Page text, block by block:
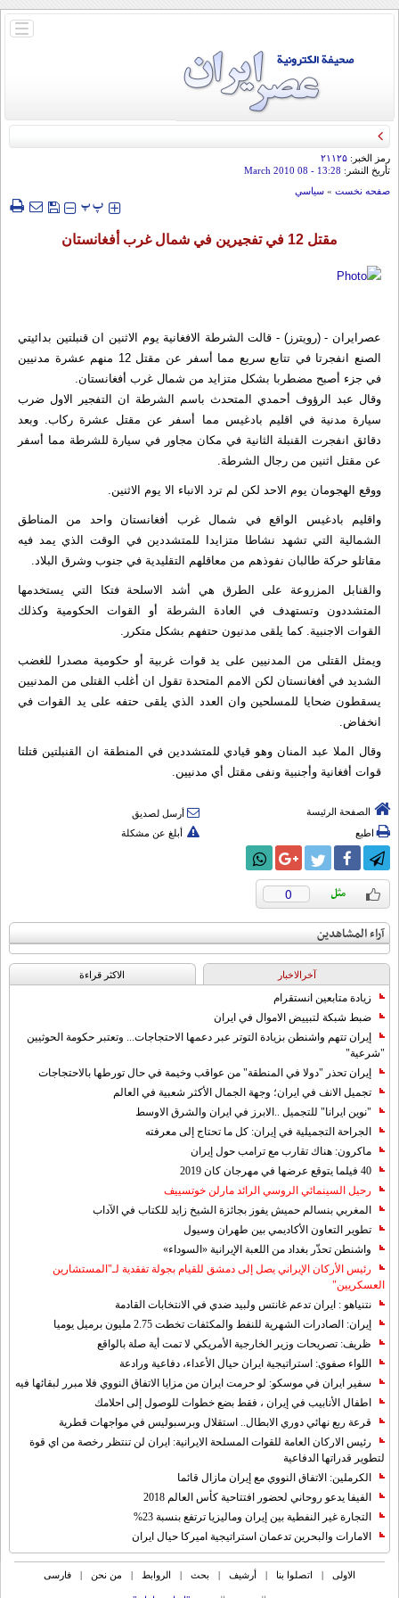
باز
رمز الخبر: ۲۱۱۲۵
تأريخ النشر: 13:28
- 08 March 2010
صفحه نخست » سياسي
‍‍‍ پپ
مقتل 12 في تفجيرين في شمال غرب أفغانستان
عصرایران - (رويترز) - قالت الشرطة الافغانية يوم الاثنين ان قنبلتين بدائيتي
الصنع انفجرتا في تتابع سريع مما أسفر عن مقتل 12 منهم عشرة مدنيين
في جزء أصبح مضطربا بشكل متزايد من شمال غرب أفغانستان.
وقال عبد الرؤوف أحمدي المتحدث باسم الشرطة ان التفجير الاول ضرب
سيارة مدنية في اقليم بادغيس مما أسفر عن مقتل عشرة ركاب. وبعد
دقائق انفجرت القنبلة الثانية في مكان مجاور في سيارة للشرطة مما أسفر
عن مقتل اثنين من رجال الشرطة.
ووقع الهجومان يوم الاحد لكن لم ترد الانباء الا يوم الاثنين.
واقليم بادغيس الواقع في شمال غرب أفغانستان واحد من المناطق
الشمالية التي تشهد نشاطا متزايدا للمتشددين في الوقت الذي يمد فيه
مقاتلو حركة طالبان نفوذهم من معاقلهم التقليدية في جنوب وشرق البلاد.
والقنابل المزروعة على الطرق هي أشد الاسلحة فتكا التي يستخدمها
المتشددون وتستهدف في العادة الشرطة أو القوات الحكومية وكذلك
القوات الاجنبية. كما يلقى مدنيون حتفهم بشكل متكرر.
ويمثل القتلى من المدنيين على يد قوات غربية أو حكومية مصدرا للغضب
الشديد في أفغانستان لكن الامم المتحدة تقول ان أغلب القتلى من المدنيين
يسقطون ضحايا للمسلحين وان العدد الذي يلقى حتفه على يد القوات في
انخفاض.
وقال الملا عبد المنان وهو قيادي للمتشددين في المنطقة ان القنبلتين قتلتا
قوات أفغانية وأجنبية ونفى مقتل أي مدنيين.
الصفحة الرئيسة
أرسل لصديق
اطبع
أبلغ عن مشكلة
0
آراء المشاهدين
آخرالاخبار الاکثر قراءة
زيادة متابعين انستقرام
ضبط شبكة لتبييض الاموال في ايران
إيران تتهم واشنطن بزيادة التوتر عبر دعمها الاحتجاجات... وتعتبر حكومة الحوثيين
"شرعية"
إيران تحذر "دولا في المنطقة" من عواقب وخيمة في حال تورطها بالاحتجاجات
تجميل الانف في ايران؛ وجهة الجمال الأكثر شعبية في العالم
"نوين ايرانا" للتجميل ..الابرز في ايران والشرق الاوسط
الجراحة التجميلية في إيران: كل ما تحتاج إلى معرفته
ماكرون: هناك تقارب مع ترامب حول إيران
40 فيلما يتوقع عرضها في مهرجان كان 2019
رحيل السينمائي الروسي الرائد مارلن خوتسييف
المغربي بنسالم حميش يفوز بجائزة الشيخ زايد للكتاب في الآداب
تطوير التعاون الأكاديمي بين طهران وسيول
واشنطن تحذّر بغداد من اللعبة الإيرانية «السوداء»
رئيس الأركان الإيراني يصل إلى دمشق للقيام بجولة تفقدية لـ"المستشارين
العسكريين"
نتنياهو : ايران تدعم غانتس ولبيد ضدي في الانتخابات القادمة
إيران: الصادرات الشهریة للنفط والمكثفات تخطت 2.75 مليون برميل يوميا
ظريف: تصريحات وزير الخارجية الأمريكي لا تمت أية صلة بالواقع
اللواء صفوي: استراتيجية ايران حيال الأعداء، دفاعية ورادعة
سفير ايران في موسكو: لو حرمت ايران من مزايا الاتفاق النووي فلا مبرر لبقائها فيه
اطفال الأنابيب في إيران ، فقط بضع خطوات للوصول إلى احلامك
قرعة ربع نهائي دوري الابطال.. استقلال وبرسبوليس في مواجهات قطرية
رئيس الاركان العامة للقوات المسلحة الايرانية: ايران لن تنتظر رخصة من اي قوة
لتطوير قدراتها الدفاعية
الكرملين: الاتفاق النووي مع إيران مازال قائما
الفيفا يدعو روحاني لحضور افتتاحية كأس العالم 2018
التجارة غیر النفطیة بین إیران ومالیزیا ترتفع بنسبة 23%
الامارات والبحرين تدعمان استراتيجية اميركا حيال ايران
الاولی | اتصلوا بنا | أرشیف | بحث | الروابط | من نحن | فارسی